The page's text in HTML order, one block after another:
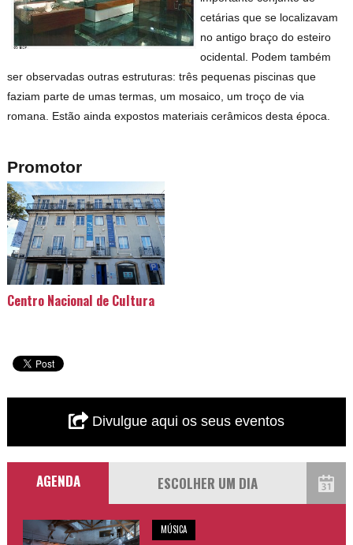
cetárias que se localizavam
no antigo braço do esteiro
ocidental. Podem também
ser observadas outras estruturas: três pequenas piscinas que
faziam parte de umas termas, um mosaico, um troço de via
romana. Estão ainda expostos materiais cerâmicos desta época.
Promotor
Centro Nacional de Cultura
Divulgue aqui os seus eventos
AGENDA
MÚSICA